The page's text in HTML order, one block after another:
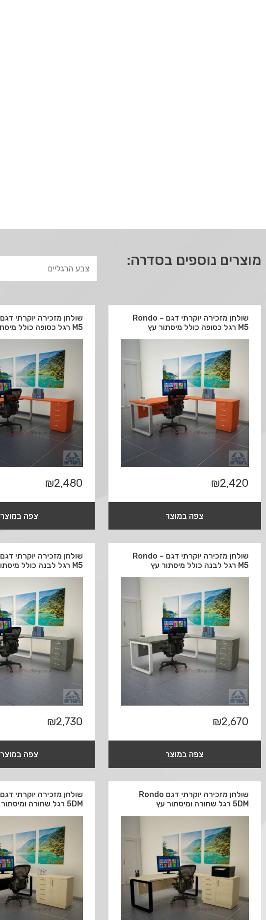
מוצרים נוספים בסדרה:
שולחן מזכירה יוקרתי דגם Rondo –
M5 רגל כסופה כולל מיסתור עץ
₪2,420
צפה במוצר
M5 רגל כסופה כולל מיסתור מתכת
₪2,480
צפה במוצר
שולחן מזכירה יוקרתי דגם Rondo –
M5 רגל לבנה כולל מיסתור עץ
₪2,670
צפה במוצר
M5 רגל לבנה כולל מיסתור מתכת
₪2,730
צפה במוצר
שולחן מזכירה יוקרתי דגם Rondo
5DM רגל שחורה ומיסתור עץ
5DM רגל שחורה ומיסתור מתכת